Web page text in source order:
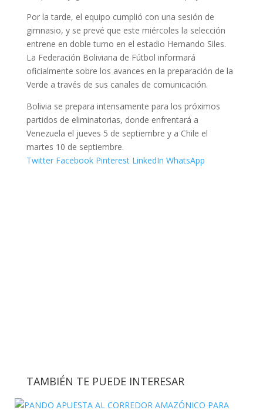
Por la tarde, el equipo cumplió con una sesión de
gimnasio, y se prevé que este miércoles la selección
entrene en doble turno en el estadio Hernando Siles.
La Federación Boliviana de Fútbol informará
oficialmente sobre los avances en la preparación de la
Verde a través de sus canales de comunicación.
Bolivia se prepara intensamente para los próximos
partidos de eliminatorias, donde enfrentará a
Venezuela el jueves 5 de septiembre y a Chile el
martes 10 de septiembre.
Twitter Facebook Pinterest LinkedIn WhatsApp
TAMBIÉN TE PUEDE INTERESAR